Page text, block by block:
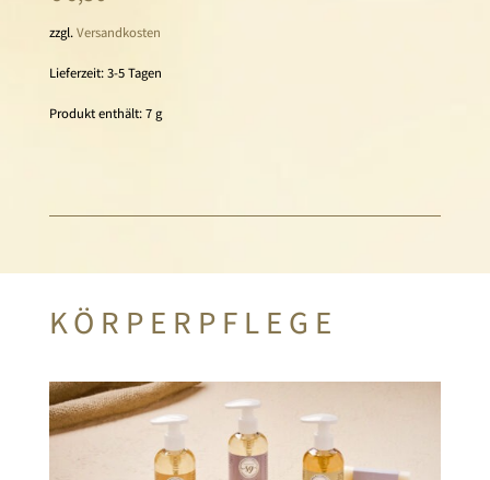
zzgl.Versandkosten
Lieferzeit:3-5 Tagen
Produkt enthält: 7g
KÖRPERPFLEGE